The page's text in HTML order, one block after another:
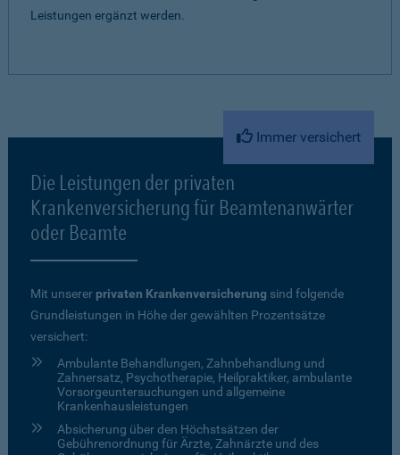
Leistungen ergänzt werden.
Immer versichert
Die Leistungen der privaten
Krankenversicherung für Beamtenanwärter
oder Beamte
Mit unserer privaten Krankenversicherung sind folgende
Grundleistungen in Höhe der gewählten Prozentsätze
versichert:
Ambulante Behandlungen, Zahnbehandlung und
Zahnersatz, Psychotherapie, Heilpraktiker, ambulante
Vorsorgeuntersuchungen und allgemeine
Krankenhausleistungen
Absicherung über den Höchstsätzen der
Gebührenordnung für Ärzte, Zahnärzte und des